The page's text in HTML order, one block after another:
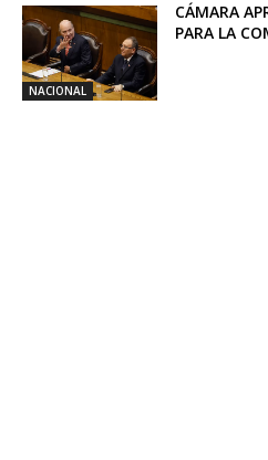
NACIONAL
CÁMARA
PARA LA